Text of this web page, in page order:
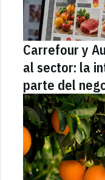
Carrefour y
al sector: la
parte del